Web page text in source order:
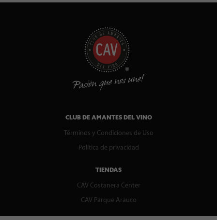
CLUB DE AMANTES DEL VINO
Términos y Condiciones de Uso
Política de privacidad
TIENDAS
CAV Costanera Center
CAV Parque Arauco